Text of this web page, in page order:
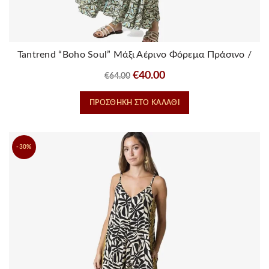
Tantrend “Boho Soul” Μάξι Αέρινο Φόρεμα Πράσινο /
€64.00 Original
price
was:
€40.00Η
τρέχουσα
τιμή
ΠΡΟΣΘΉΚΗ ΣΤΟ ΚΑΛΆΘΙ
-30%